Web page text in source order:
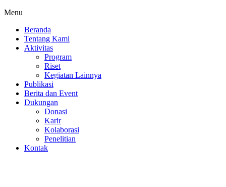
Menu
Beranda
Tentang Kami
Aktivitas
Program
Riset
Kegiatan Lainnya
Publikasi
Berita dan Event
Dukungan
Donasi
Karir
Kolaborasi
Penelitian
Kontak